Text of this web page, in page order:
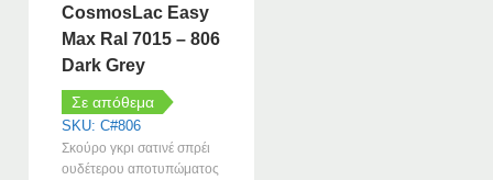
CosmosLac Easy
Max Ral 7015 – 806
Dark Grey
Σε απόθεμα
SKU: C#806
Σκούρο γκρι σατινέ σπρέι
ουδέτερου αποτυπώματος